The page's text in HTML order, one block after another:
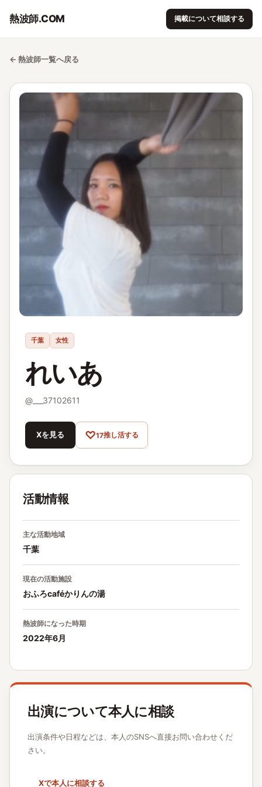
熱波師.COM 掲載について相談する
← 熱波師一覧へ戻る
千葉 女性
れいあ
@ ___37102611
Xを見る ♡17推し活する
活動情報
主な活動地域
千葉
現在の活動施設
おふろcaféかりんの湯
熱波師になった時期
2022年6月
出演について本人に相談
出演条件や日程などは、本人のSNSへ直接お問い合わせくだ
さい。
Xで本人に相談する